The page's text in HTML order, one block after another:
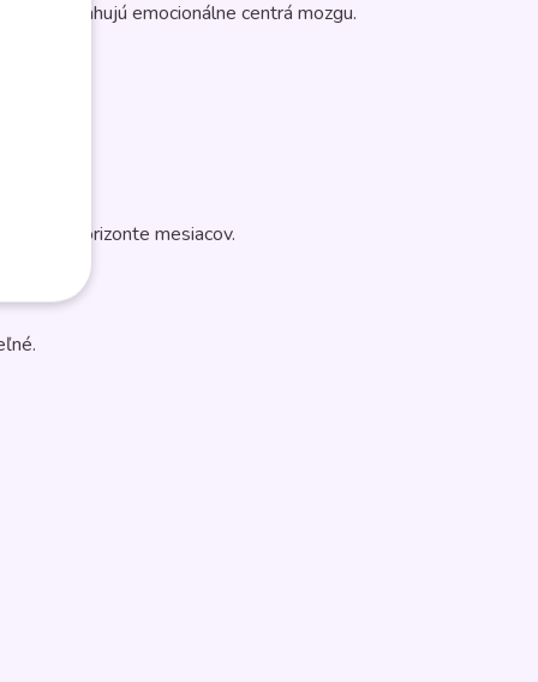
a zasahujú emocionálne centrá mozgu.
aj v horizonte mesiacov.